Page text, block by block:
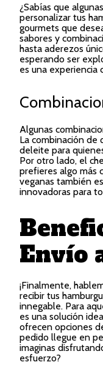
¿Sabías que
personalizar tus
gourmets que
sabores y
hasta aderezos
esperando ser
es una experiencia
Algunas
La combinación de
deleite para
Por otro lado, el
prefieres algo más
veganas también
innovadoras para
Envío
¡Finalmente,
recibir tus
innegable. Para
es una solución
ofrecen opciones
pedido llegue en
imaginas
esfuerzo?